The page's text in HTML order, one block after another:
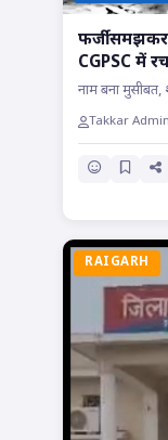
फर्जी
CGPSC में
मुकाम!!
नाम बना
Takkar Admin
RAIGARH